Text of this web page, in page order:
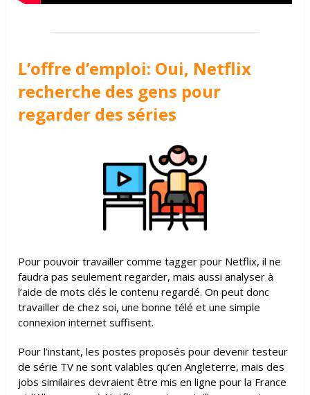
L’offre d’emploi: Oui, Netflix
recherche des gens pour
regarder des séries
Pour pouvoir travailler comme tagger pour Netflix, il ne
faudra pas seulement regarder, mais aussi analyser à
l’aide de mots clés le contenu regardé. On peut donc
travailler de chez soi, une bonne télé et une simple
connexion internet suffisent.
Pour l’instant, les postes proposés pour devenir testeur
de série TV ne sont valables qu’en Angleterre, mais des
jobs similaires devraient être mis en ligne pour la France